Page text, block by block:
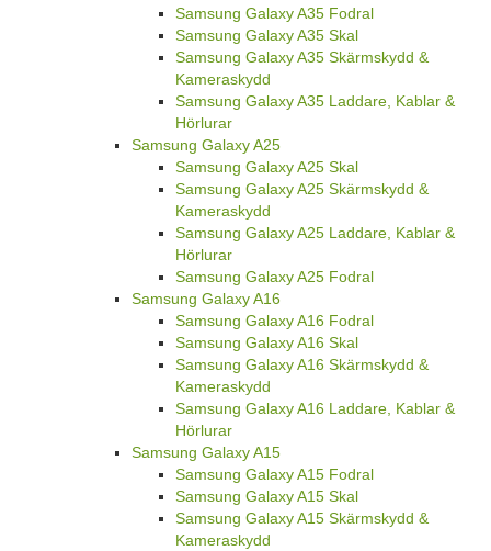
Samsung Galaxy A35 Fodral
Samsung Galaxy A35 Skal
Samsung Galaxy A35 Skärmskydd &
Kameraskydd
Samsung Galaxy A35 Laddare, Kablar &
Hörlurar
Samsung Galaxy A25
Samsung Galaxy A25 Skal
Samsung Galaxy A25 Skärmskydd &
Kameraskydd
Samsung Galaxy A25 Laddare, Kablar &
Hörlurar
Samsung Galaxy A25 Fodral
Samsung Galaxy A16
Samsung Galaxy A16 Fodral
Samsung Galaxy A16 Skal
Samsung Galaxy A16 Skärmskydd &
Kameraskydd
Samsung Galaxy A16 Laddare, Kablar &
Hörlurar
Samsung Galaxy A15
Samsung Galaxy A15 Fodral
Samsung Galaxy A15 Skal
Samsung Galaxy A15 Skärmskydd &
Kameraskydd